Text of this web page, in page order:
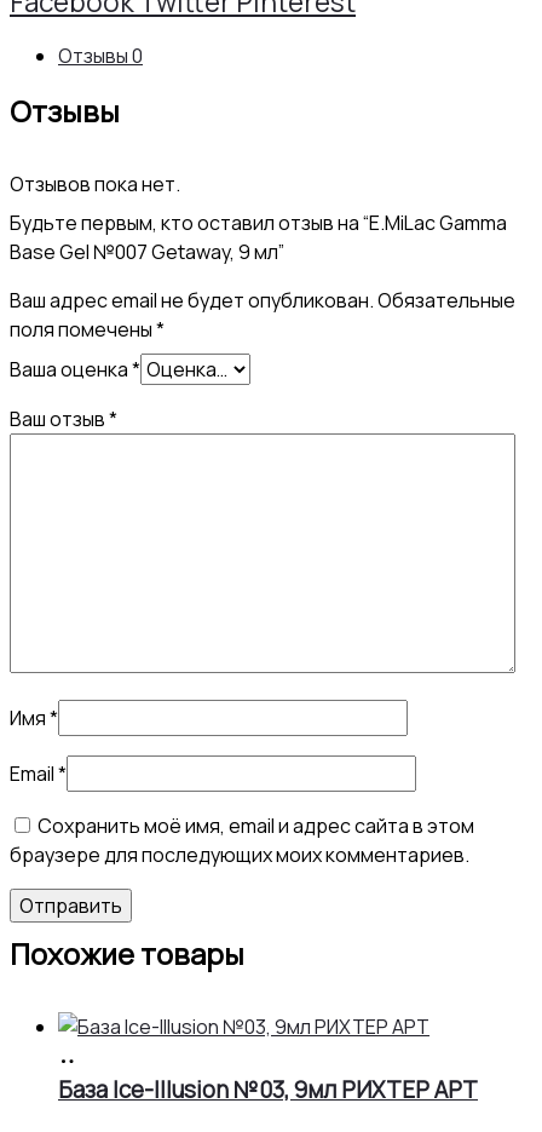
Getaway,
9
Отзывы0
Отзывы
Отзывов пока нет.
Будьте первым, кто оставил отзыв на “E.MiLac Gamma
Base Gel №007 Getaway, 9 мл”
Ваш адрес email не будет опубликован.Обязательные
поля помечены*
Ваша оценка*
Ваш отзыв*
Имя*
Email*
Сохранить моё имя, email и адрес сайта в этом
браузере для последующих моих комментариев.
Похожие товары
корзину
База Ice-Illusion №03, 9мл РИХТЕР АРТ